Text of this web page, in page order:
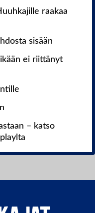
raakaa
sisään
ei riittänyt
– katso